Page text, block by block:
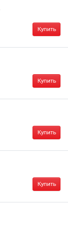
Купить
Купить
Купить
Купить